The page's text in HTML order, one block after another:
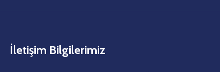
İletişim Bilgilerimiz